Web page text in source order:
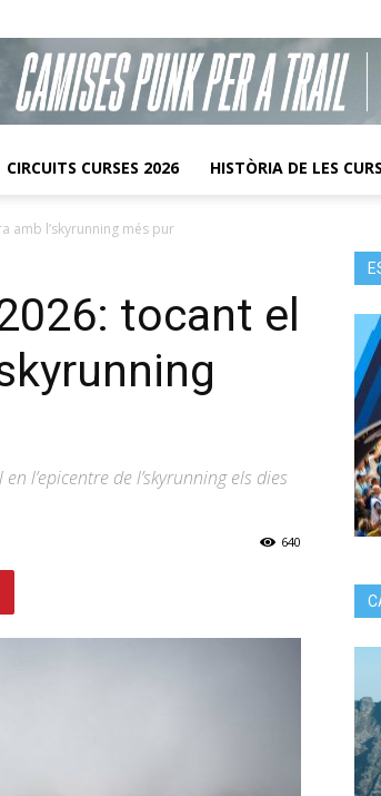
CIRCUITS CURSES 2026 HISTÒRIA DE LES
amb l’skyrunning més pur
tocant el
l’epicentre de l’skyrunning els dies
640